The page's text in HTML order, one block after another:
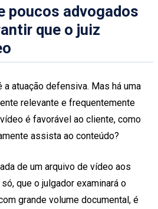
poucos advogados
que o juiz
atuação defensiva. Mas há uma
relevante e frequentemente
é favorável ao cliente, como
assista ao conteúdo?
de um arquivo de vídeo aos
que o julgador examinará o
grande volume documental, é